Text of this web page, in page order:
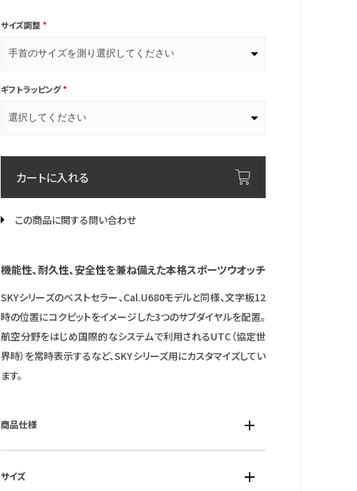
サイズ調整*
ギフトラッピング*
カートに入れる
この商品に関する問い合わせ
機能性、耐久性、安全性を兼ね備えた本格スポーツウオッチ
SKYシリーズのベストセラー、Cal.U680モデルと同様、文字板12
時の位置にコクピットをイメージした3つのサブダイヤルを配置。
航空分野をはじめ国際的なシステムで利用されるUTC（協定世
界時）を常時表示するなど、SKYシリーズ用にカスタマイズしてい
ます。
商品仕様
■風防素材：サファイアガラス（無反射コーティング）
サイズ